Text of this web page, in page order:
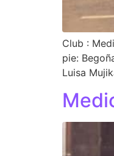
Club :
pie:
Luisa